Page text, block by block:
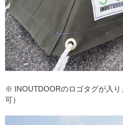
※ INOUTDOORのロゴタグが入
可）